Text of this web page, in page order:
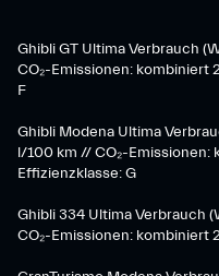
Ghibli GT Ultima Verbrauch
CO₂-Emissionen: kombiniert
F
Ghibli Modena Ultima
l/100 km // CO₂-
Effizienzklasse: G
Ghibli 334 Ultima Verbrauch
CO₂-Emissionen: kombiniert